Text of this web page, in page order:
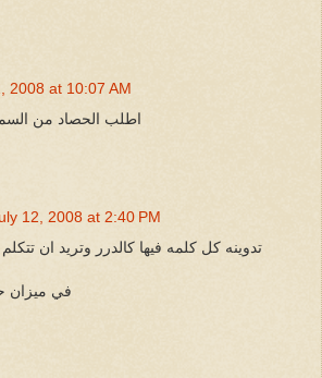
2008 at 10:07 AM
اطلب الحصاد من
12, 2008 at 2:40 PM
تدوينه كل كلمه فيها كالدرر وتريد ان
في ميزان